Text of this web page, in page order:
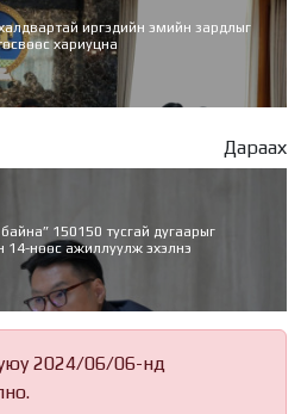
иргэдийн эмийн зардлыг
хариуцна
Дараах
150150 тусгай дугаарыг
14-нөөс ажиллуулж эхэлнэ
2024/06/06-нд